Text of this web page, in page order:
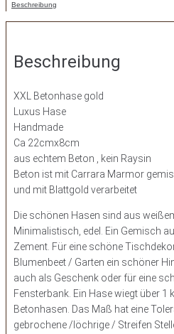
Beschreibung
Beschreibung
XXL Betonhase gold
Luxus Hase
Handmade
Ca 22cmx8cm
aus echtem Beton , kein Raysin
Beton ist mit Carrara Marmor
und mit Blattgold verarbeitet
Die schönen Hasen sind aus
Minimalistisch, edel. Ein Gemisch
Zement. Für eine schöne
Blumenbeet / Garten ein schöner
auch als Geschenk oder für eine
Fensterbank. Ein Hase wiegt über 1
Betonhasen. Das Maß hat eine
gebrochene /löchrige / Streifen